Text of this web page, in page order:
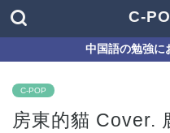
C-
中国語の勉強に
C-POP
房東的貓 Cover.